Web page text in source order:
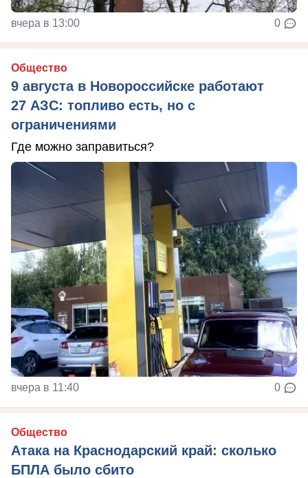
вчера в 13:00 0
Общество
9 августа в Новороссийске работают
27 АЗС: топливо есть, но с
ограничениями
Где можно заправиться?
вчера в 11:40 0
Общество
Атака на Краснодарский край: сколько
БПЛА было сбито